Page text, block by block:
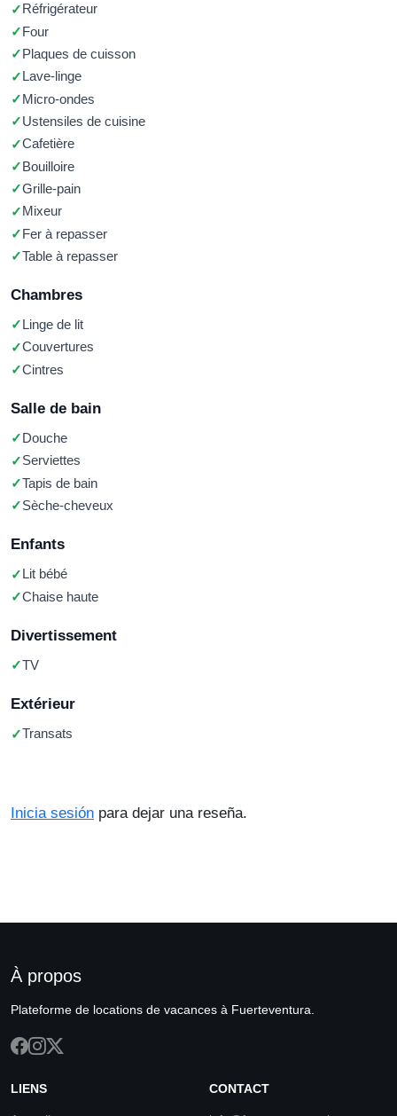
Réfrigérateur
Four
Plaques de cuisson
Lave-linge
Micro-ondes
Ustensiles de cuisine
Cafetière
Bouilloire
Grille-pain
Mixeur
Fer à repasser
Table à repasser
Chambres
Linge de lit
Couvertures
Cintres
Salle de bain
Douche
Serviettes
Tapis de bain
Sèche-cheveux
Enfants
Lit bébé
Chaise haute
Divertissement
TV
Extérieur
Transats
Inicia sesión para dejar una reseña.
À propos
Plateforme de locations de vacances à Fuerteventura.
LIENS CONTACT